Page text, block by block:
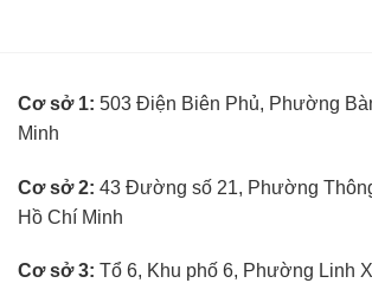
mắt
nghiệm
Cơ sở 1: 503 Điện Biên Phủ, Phường
Minh
Cơ sở 2: 43 Đường số 21, Phường
Hồ Chí Minh
Cơ sở 3: Tổ 6, Khu phố 6, Phường Linh